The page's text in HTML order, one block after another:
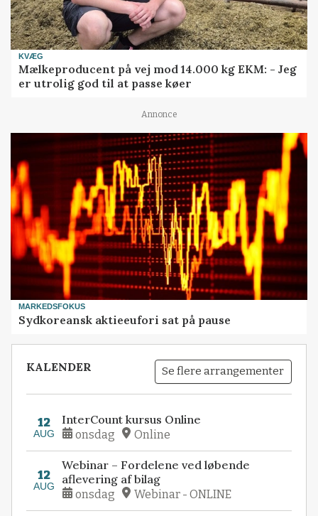
KVÆG
Mælkeproducent på vej mod 14.000 kg EKM: - Jeg
er utrolig god til at passe køer
Annonce
MARKEDSFOKUS
Sydkoreansk aktieeufori sat på pause
KALENDER Se flere arrangementer
12
AUG
InterCount kursus Online
onsdag Online
12
AUG
Webinar – Fordelene ved løbende
aflevering af bilag
onsdag Webinar - ONLINE